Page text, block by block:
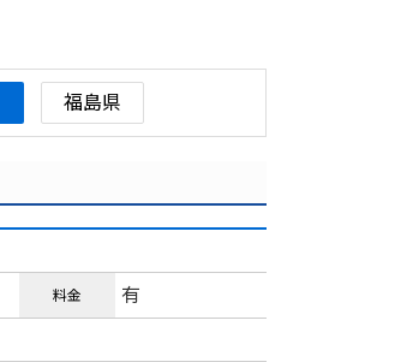
福島県
料金 有